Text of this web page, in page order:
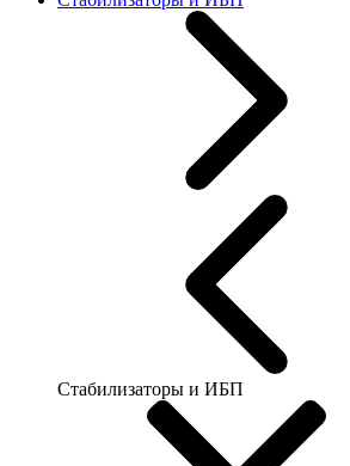
Стабилизаторы и ИБП